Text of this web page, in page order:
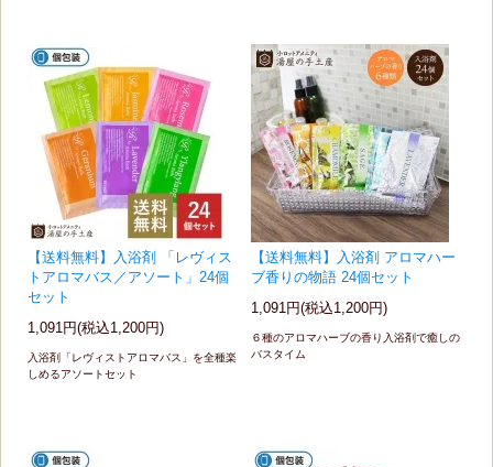
【送料無料】入浴剤 「レヴィス
トアロマバス／アソート」24個
セット
1,091円(税込1,200円)
入浴剤「レヴィストアロマバス」を全種楽
しめるアソートセット
【送料無料】入浴剤 アロマハー
ブ香りの物語 24個セット
1,091円(税込1,200円)
６種のアロマハーブの香り入浴剤で癒しの
バスタイム